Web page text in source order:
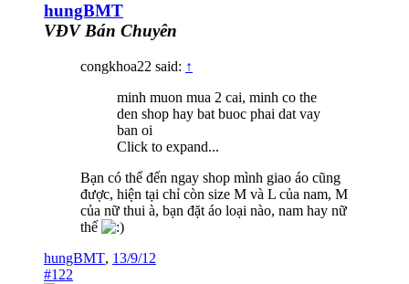
hungBMT
VĐV Bán Chuyên
congkhoa22 said: ↑
minh muon mua 2 cai, minh co the
den shop hay bat buoc phai dat vay
ban oi
Click to expand...
Bạn có thể đến ngay shop mình giao áo cũng
được, hiện tại chỉ còn size M và L của nam, M
của nữ thui à, bạn đặt áo loại nào, nam hay nữ
thế
hungBMT, 13/9/12
#122